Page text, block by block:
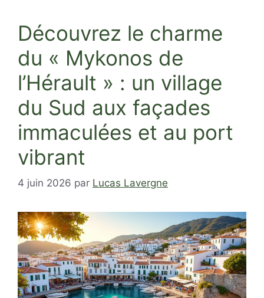
Découvrez le charme
du « Mykonos de
l’Hérault » : un village
du Sud aux façades
immaculées et au port
vibrant
4 juin 2026 par Lucas Lavergne